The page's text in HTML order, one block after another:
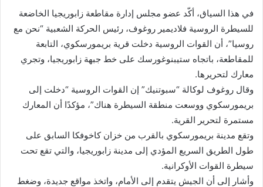
في هذا السياق، أكّد عضو مجلس إدارة مقاطعة زابوريجيا الخاضعة
للسيطرة الروسية فلاديمير روغوف، رئيس الحركة الشعبية “نحن مع
روسيا”، أن القوات الروسية دخلت قرية بريمورسكوي، التابعة
للمقاطعة، باتجاه ستيبنوغورسك على خط جبهة زابوريجيا، وتجري
معارك لتحريرها.
وقال روغوف لوكالة “سبوتنيك” إن القوات الروسية “دخلت إلى
بريمورسكوي ووسعت منطقة السيطرة هناك”، مؤكدًا أن المعارك
مستمرة لتحرير القرية.
وتقع مدينة بريمورسكوي بالقرب من خزان كاخوفكا السابق على
طول الطريق السريع المؤدي إلى مدينة زابوريجيا، والتي تقع تحت
سيطرة القوات الأوكرانية.
وأشار إلى أن الجيش يتقدم إلى الأمام، واتخذ مواقع جديدة، وضغط